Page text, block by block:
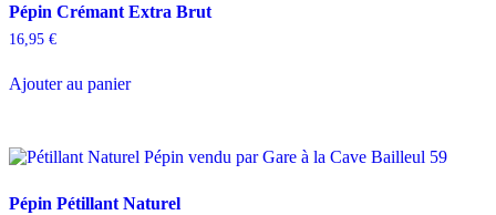
Pépin Crémant Extra Brut
16,95 €
Ajouter au panier
Pépin Pétillant Naturel